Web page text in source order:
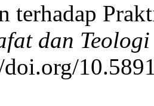
terhadap
dan